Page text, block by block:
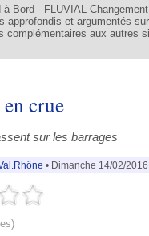
à Bord - FLUVIAL
approfondis et argumentés
complémentaires aux autres
crue
sur les barrages
• Dimanche 14/02/2016